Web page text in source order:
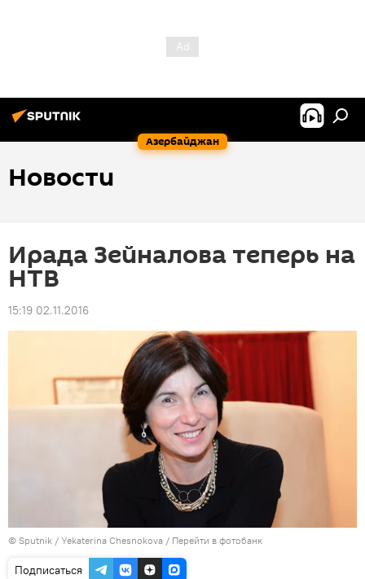
Азербайджан
Новости
Ирада Зейналова теперь на
НТВ
15:19 02.11.2016
© Sputnik / Yekaterina Chesnokova / Перейти в фотобанк
Подписаться